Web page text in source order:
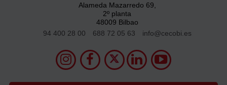
Alameda Mazarredo 69,
2º planta
48009 Bilbao
94 400 28 00
688 72 05 63 info@cecobi.es